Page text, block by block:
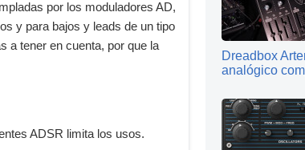
por los moduladores AD,
y para bajos y leads de un tipo
a tener en cuenta, por que la
ADSR limita los usos.
Dreadbox
analógico